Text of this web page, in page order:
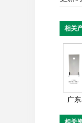
相关
广